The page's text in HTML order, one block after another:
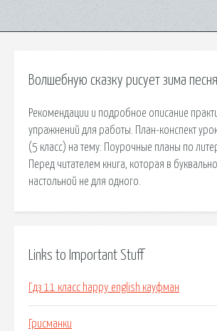
Волшебную сказку рисует зима
Рекомендации и подробное описание
упражнений для работы. План-конспект
(5 класс) на тему: Поурочные планы по
Перед читателем книга, которая в
настольной не для одного.
Links to Important Stuff
Гдз 11 класс happy english кауфман
Грисманки